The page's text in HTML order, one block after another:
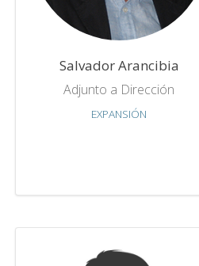
Salvador Arancibia
Adjunto a Dirección
EXPANSIÓN